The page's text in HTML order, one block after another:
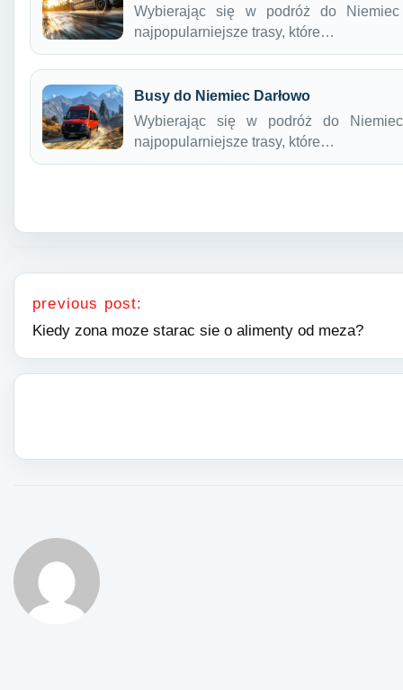
Wybierając się w podróż do
najpopularniejsze trasy, które…
Busy do Niemiec Darłowo
Wybierając się w podróż do
najpopularniejsze trasy, które…
Nawigacja wpisu
previous post:
Kiedy zona moze starac sie o alimenty od meza?